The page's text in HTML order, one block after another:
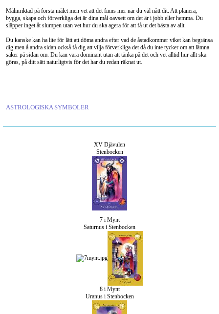
Målinriktad på första målet men vet att det finns mer när du väl nått dit. Att planera,
bygga, skapa och förverkliga det är dina mål oavsett om det är i jobb eller hemma. Du
släpper inget åt slumpen utan vet hur du ska agera för att få ut det bästa av allt.
Du kanske kan ha lite för lätt att döma andra efter vad de åstadkommer viket kan begränsa
dig men å andra sidan också få dig att vilja förverkliga det då du inte tycker om att lämna
saker på sidan om. Du kan vara dominant utan att tänka på det och vet alltid hur allt ska
göras, på ditt sätt naturligtvis för det har du redan räknat ut.
ASTROLOGISKA SYMBOLER
XV Djävulen
Stenbocken
7 i Mynt
Saturnus i Stenbocken
8 i Mynt
Uranus i Stenbocken